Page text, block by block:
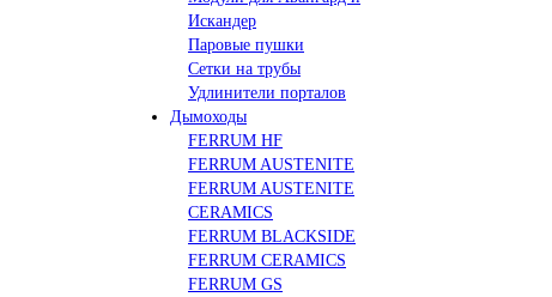
Искандер
Паровые пушки
Сетки на трубы
Удлинители порталов
Дымоходы
FERRUM HF
FERRUM AUSTENITE
FERRUM AUSTENITE
CERAMICS
FERRUM BLACKSIDE
FERRUM CERAMICS
FERRUM GS